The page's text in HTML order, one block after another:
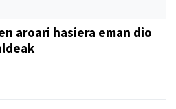
aroari hasiera eman dio